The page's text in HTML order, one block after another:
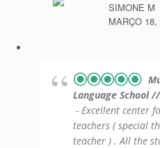
SIMONE M
MARÇO 18,
Language School
- Excellent center
teachers ( special
teacher ) . All the